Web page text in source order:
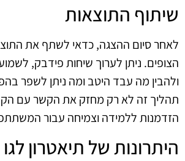
שיתוף התוצאות
לאחר סיום ההצגה, כדאי לשתף את
הצופים. ניתן לערוך שיחות פידבק,
ולהבין מה עבד היטב ומה ניתן לשפר
תהליך זה לא רק מחזק את הקשר עם
הזדמנות ללמידה וצמיחה עבור
היתרונות של תיאטרון לגו